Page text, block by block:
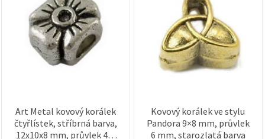
Art Metal kovový korálek
čtyřlístek, stříbrná barva,
12x10x8 mm, průvlek 4,5
Kovový korálek ve stylu
Pandora 9×8 mm, průvlek
6 mm, starozlatá barva